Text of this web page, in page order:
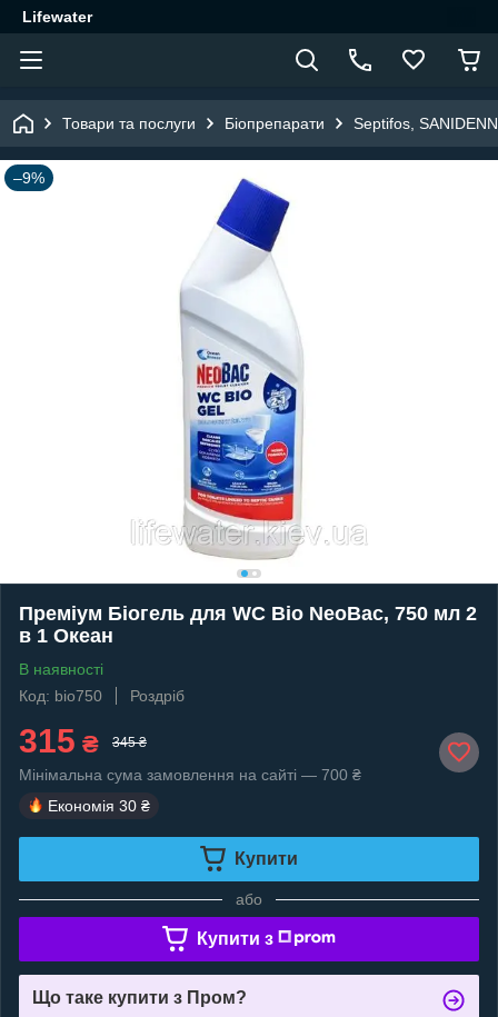
Lifewater
Товари та послуги Біопрепарати Septifos,
–9%
Преміум Біогель для WC Bio NeoBac, 750 мл 2
в 1 Океан
В наявності
Код: bio750
Роздріб
315 ₴ 345 ₴
Мінімальна сума замовлення на сайті — 700 ₴
Економія 30 ₴
Купити
або
Купити з
Що таке купити з Пром?